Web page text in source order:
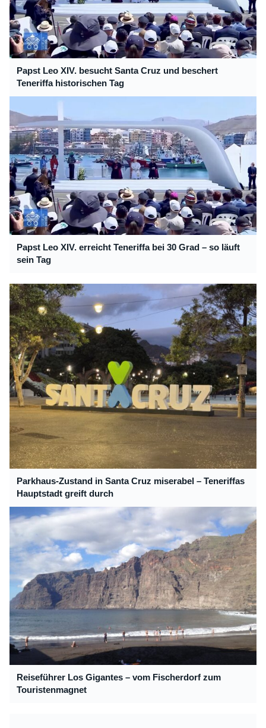
Papst Leo XIV. besucht Santa Cruz und beschert
Teneriffa historischen Tag
Papst Leo XIV. erreicht Teneriffa bei 30 Grad – so läuft
sein Tag
Parkhaus-Zustand in Santa Cruz miserabel – Teneriffas
Hauptstadt greift durch
Reiseführer Los Gigantes – vom Fischerdorf zum
Touristenmagnet